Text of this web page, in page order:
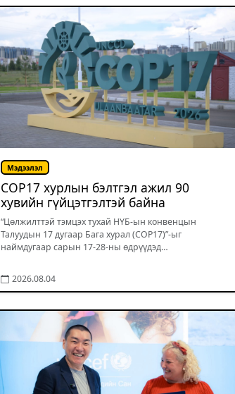
Мэдээлэл
COP17 хурлын бэлтгэл ажил 90
хувийн гүйцэтгэлтэй байна
“Цөлжилттэй тэмцэх тухай НҮБ-ын конвенцын
Талуудын 17 дугаар Бага хурал (COP17)”-ыг
наймдугаар сарын 17-28-ны өдрүүдэд…
2026.08.04